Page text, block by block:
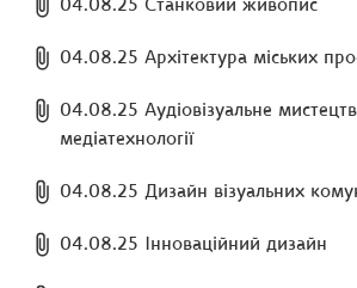
04.08.25 Станковий живопис
04.08.25 Архітектура міських
04.08.25 Аудіовізуальне
медіатехнології
04.08.25 Дизайн візуальних
04.08.25 Інноваційний дизайн